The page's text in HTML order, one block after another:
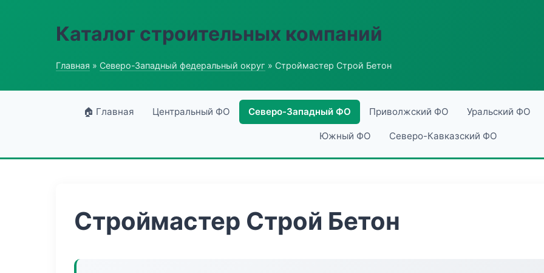
Каталог строительных компаний
Главная » Северо-Западный федеральный округ » Строймастер Строй Бетон
🏠 Главная Центральный ФО Северо-Западный ФО Приволжский ФО Уральский ФО
Южный ФО Северо-Кавказский ФО
Строймастер Строй Бетон